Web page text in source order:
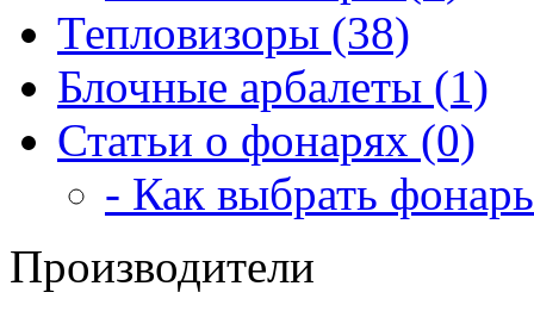
Тепловизоры (38)
Блочные арбалеты (1)
Статьи о фонарях (0)
- Как выбрать
Производители